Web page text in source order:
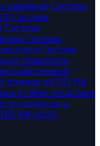
компаний Система
Система
Система
Система
Система
транспорта
техники по ПП РФ
в сфере логистики
мусоровозов и
ПП РФ №293